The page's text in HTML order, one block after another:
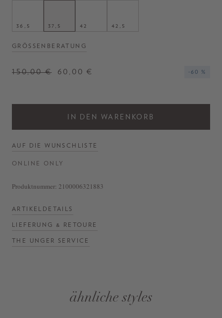
36,5 37,5 42 42,5
GRÖSSENBERATUNG
150,00 € 60,00 € -60 %
IN DEN WARENKORB
AUF DIE WUNSCHLISTE
ONLINE ONLY
Produktnummer: 2100006321883
ARTIKELDETAILS
LIEFERUNG & RETOURE
THE UNGER SERVICE
ähnliche styles